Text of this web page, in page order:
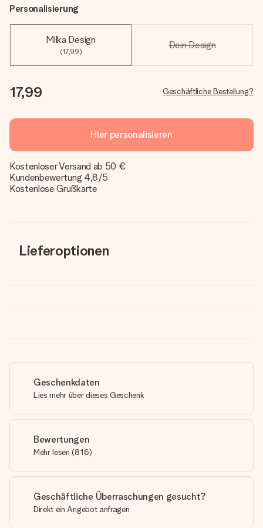
Personalisierung
Milka Design
(17,99)
Dein Design
17,99 Geschäftliche Bestellung?
Hier personalisieren
Kostenloser Versand ab 50 €
Kundenbewertung 4,8/5
Kostenlose Grußkarte
Lieferoptionen
Geschenkdaten
Lies mehr über dieses Geschenk
Bewertungen
Mehr lesen (816)
Geschäftliche Überraschungen gesucht?
Direkt ein Angebot anfragen